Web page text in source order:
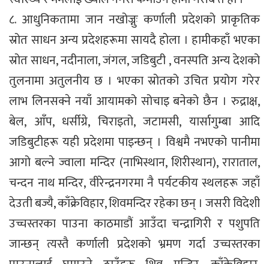
८. आधुनिकतामा जान नखोज्नुः कर्णाली प्रदेशको प्राकृतिक
स्रोत साधन अन्य प्रदेशहरूमा सायदै होला । हामीकहाँ भएका
स्रोत साधन, नदीनाला, जंगल, जडिबुटी , वनस्पति अन्य देशको
तुलनामा अतुलनीय छ । भएका स्रोतको उचित प्रयोग गरेर
लाभ लिनसक्ने नयाँ आयामको सोचाइ बनेको छैन । रुद्राक्ष,
बेल, आँप, धर्सीग्रे, चिराइतो, जटामसी, यार्सागुम्बा आदि
जडिबुटीहरू यही प्रदेशमा पाइन्छन् । विश्वमै नभएको पानीमा
आगो बल्ने ज्वाला मन्दिर (नाभिस्थान, शिरीस्थान), राराताल,
चन्दन नाथ मन्दिर, वीरेन्द्रनगरमा नै पर्यटकीय स्थलहरू जहाँ
देउती बज्यै, काँक्रेविहार, शिवमन्दिर रहेका छन् । जसरी विदेशी
उच्चस्तरका पाउना काठमाडौं आउँदा चन्द्रागिरी र पशुपति
जान्छन् त्यस्तै कर्णाली प्रदेशको भ्रमण गर्दा उच्चस्तरका